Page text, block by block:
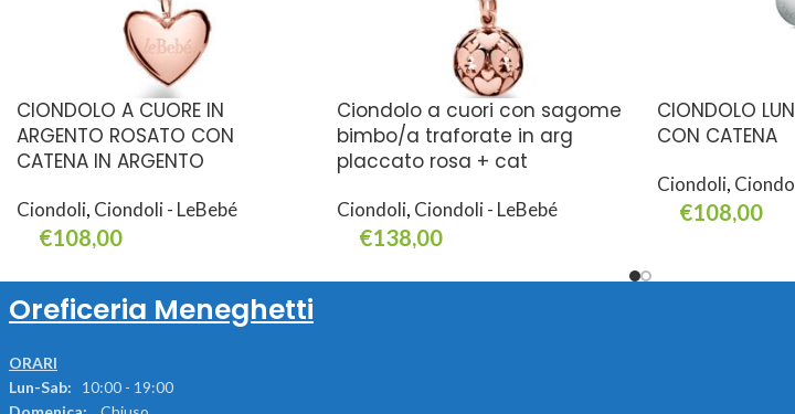
CIONDOLO A CUORE IN
ARGENTO ROSATO CON
CATENA IN ARGENTO
Ciondoli, Ciondoli - LeBebé
€108,00
Ciondolo a cuori con sagome
bimbo/a traforate in arg
placcato rosa + cat
Ciondoli, Ciondoli - LeBebé
€138,00
CIONDOLO
CON CATENA
Ciondoli,
€108,00
Oreficeria Meneghetti
ORARI
Lun-Sab: 10:00 - 19:00